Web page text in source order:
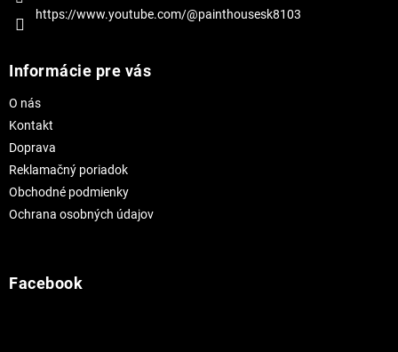
https://www.youtube.com/@painthousesk8103
Informácie pre vás
O nás
Kontakt
Doprava
Reklamačný poriadok
Obchodné podmienky
Ochrana osobných údajov
Facebook